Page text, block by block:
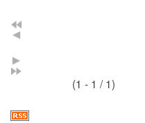
(1 - 1 / 1)